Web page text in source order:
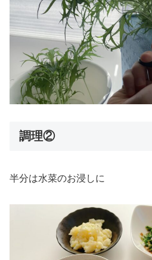
調理②
半分は水菜のお浸しに